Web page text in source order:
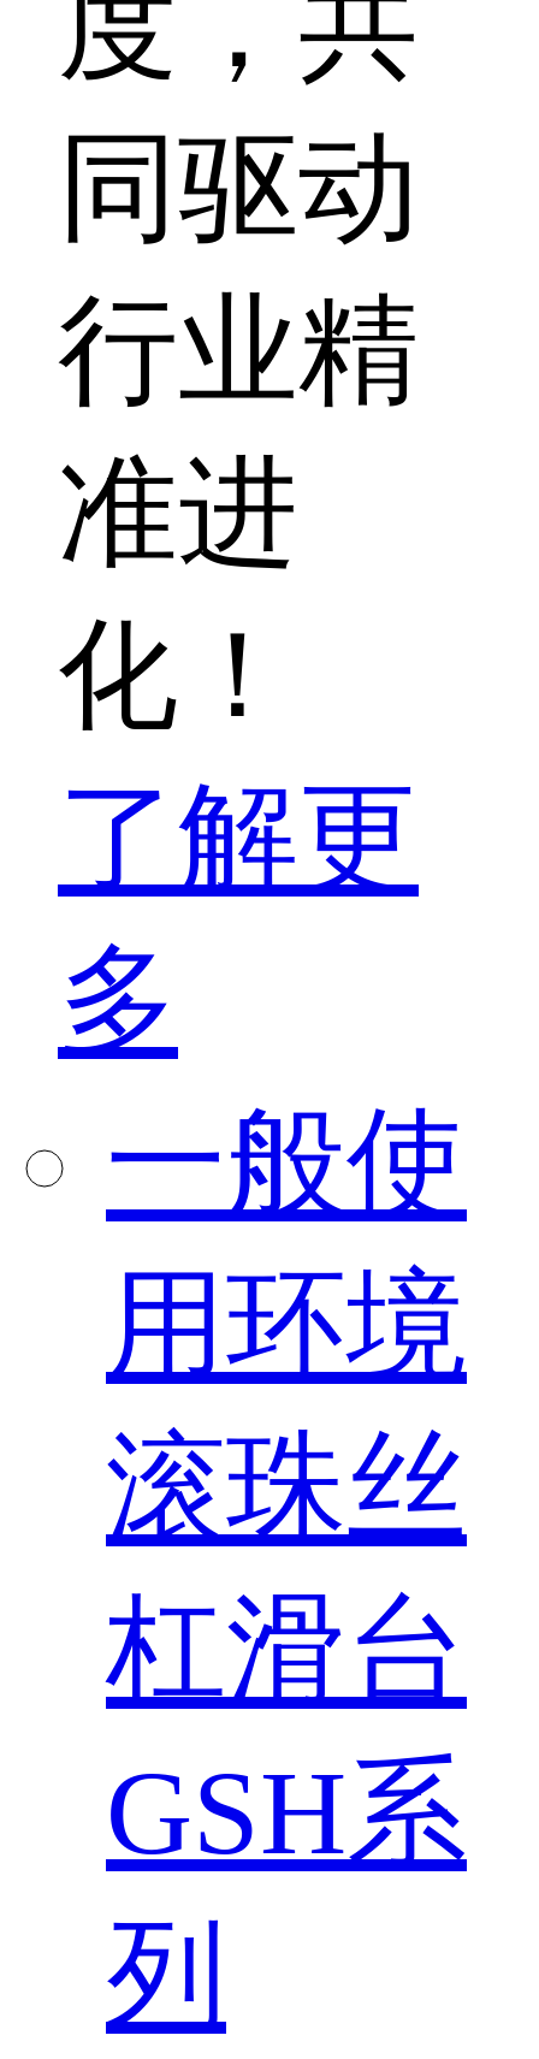
同驱动
行业精
准进
化！
了解更
多
一般使
用环境
滚珠丝
杠滑台
GSH系
列